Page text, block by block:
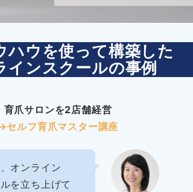
ハウを使って構築した
インスクールの事例
育爪サロンを2店舗経営
セルフ育爪マスター講座
オンライン
を立ち上げて